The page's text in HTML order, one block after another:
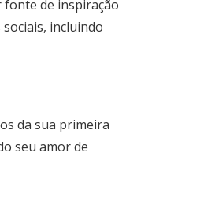
fonte de inspiração
incluindo
da sua primeira
seu amor de